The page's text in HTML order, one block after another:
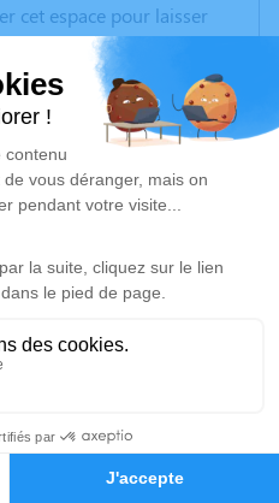
Hommages
cet espace pour laisser
des photos souvenirs, une
à travers des
est un lieu
la mémoire de Jacques
hommage est
Je rends hommage